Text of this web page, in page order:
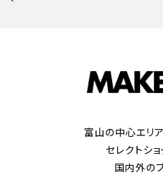
富山の中心エリ
セレクトシ
国内外の